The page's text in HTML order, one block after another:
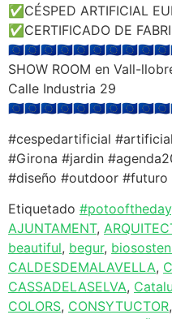
✅CÉSPED ARTIFICIAL
✅CERTIFICADO DE
SHOW ROOM en Vall-
Calle Industria 29
#cespedartificial
#Girona #jardin
#diseño #outdoor
Etiquetado #potooftheday
AJUNTAMENT,
beautiful, begur,
CALDESDEMALAVELLA,
CASSADELASELVA,
COLORS, CONSYTUCTOR,